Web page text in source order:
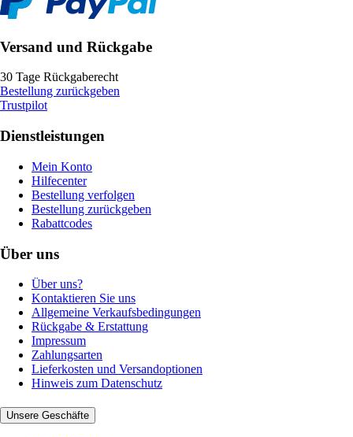
Versand und Rückgabe
30 Tage Rückgaberecht
Bestellung zurückgeben
Trustpilot
Dienstleistungen
Mein Konto
Hilfecenter
Bestellung verfolgen
Bestellung zurückgeben
Rabattcodes
Über uns
Über uns?
Kontaktieren Sie uns
Allgemeine Verkaufsbedingungen
Rückgabe & Erstattung
Impressum
Zahlungsarten
Lieferkosten und Versandoptionen
Hinweis zum Datenschutz
Unsere Geschäfte